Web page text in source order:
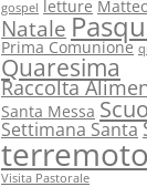
gospel letture
Natale
Prima Comunione
Quaresima
Raccolta
Santa Messa
Settimana Santa
terremoto
Visita Pastorale